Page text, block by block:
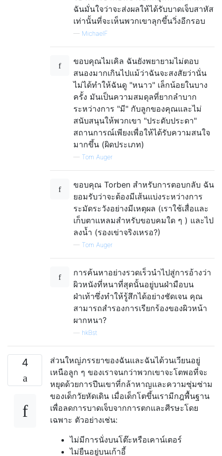
ฉันมั่นใจว่าจะส่งผลให้ได้รับบาดเจ็บสาหัส
เท่านั้นที่จะเห็นพวกเขาลุกขึ้นวิ่งอีกรอบ
— MichaelF
ขอบคุณไมเคิล ฉันยังพยายามไม่ตอบ
สนองมากเกินไปแม้ว่าฉันจะสงสัยว่านั่น
ไม่ได้ทำให้ฉันดู "หนาว" เล็กน้อยในบาง
ครั้ง มันเป็นความสมดุลที่ยากลำบาก
ระหว่างการ "มี" กับลูกของคุณและไม่
สนับสนุนให้พวกเขา "ประดับประดา"
สถานการณ์เพียงเพื่อให้ได้รับความสนใจ
มากขึ้น (ผิดประเภท)
— Tom Auger
ขอบคุณ Torben สำหรับการตอบกลับ ฉัน
ยอมรับว่าจะต้องมีเส้นแบ่งระหว่างการ
ระมัดระวังอย่างมีเหตุผล (เราใช้เสื่อและ
เก็บตาแหลมสำหรับขอบคมใด ๆ ) และไป
ลงน้ำ (รองเข่าจริงเหรอ?)
— Tom Auger
การค้นหาอย่างรวดเร็วนำไปสู่การอ้างว่า
ผิวหนังที่หนาที่สุดนั้นอยู่บนฝ่ามือบน
ฝ่าเท้าซึ่งทำให้รู้สึกได้อย่างชัดเจน คุณ
สามารถสำรองการเรียกร้องของผิวหน้า
ผากหนา?
hkBst
4
ส่วนใหญ่ภรรยาของฉันและฉันได้วนเวียนอยู่
เหนือลูก ๆ ของเราจนกว่าพวกเขาจะโตพอที่จะ
หยุดด้วยการปีนเขาที่กล้าหาญและความซุ่มซ่าม
ของเด็กวัยหัดเดิน เมื่อเด็กโตขึ้นเรามีกฎพื้นฐาน
เพื่อลดการบาดเจ็บจากการตกและศีรษะโดย
เฉพาะ ตัวอย่างเช่น:
ไม่มีการนั่งบนโต๊ะหรือเคาน์เตอร์
ไม่ยืนอยู่บนเก้าอี้